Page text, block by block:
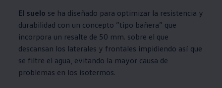
El suelo se ha diseñado para optimizar la resistencia y
durabilidad con un concepto ”tipo bañera” que
incorpora un resalte de 50 mm. sobre el que
descansan los laterales y frontales impidiendo así que
se filtre el agua, evitando la mayor causa de
problemas en los isotermos.